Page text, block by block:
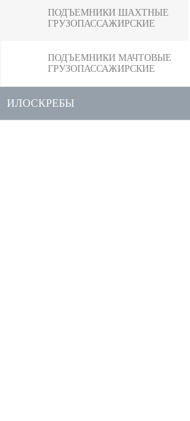
ПОДЪЕМНИКИ ШАХТНЫЕ
ГРУЗОПАССАЖИРСКИЕ
ПОДЪЕМНИКИ МАЧТОВЫЕ
ГРУЗОПАССАЖИРСКИЕ
ИЛОСКРЕБЫ